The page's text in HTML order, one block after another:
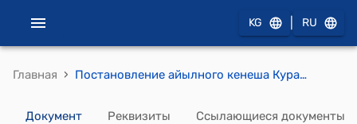
KG RU
Главная › Постановление айылного кенеша Курама от “1” апреля 2026 года №17 "О передаче инновационного центра и парка отдыха, расположенных в селе Орто-Арык Кураминского айылного аймака, муниципальному предприятию «Курама Суу» на праве хозяйственного ведения"
Документ Реквизиты Ссылающиеся документы